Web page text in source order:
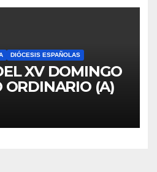
DIÓCESIS ESPAÑOLAS
XV DOMINGO
ORDINARIO (A)